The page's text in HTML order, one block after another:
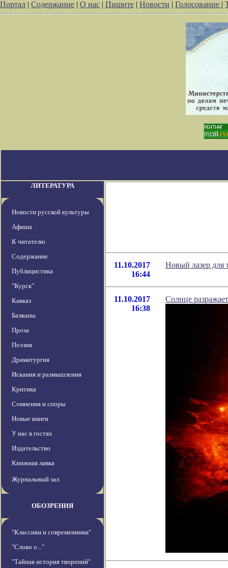
Портал | Содержание | О нас | Пишите | Новости | Голосование |
ЛИТЕРАТУРА
Новости русской культуры
Афиша
К читателю
Содержание
Публицистика
"Курск"
Кавказ
Балканы
Проза
Поэзия
Драматургия
Искания и размышления
Критика
Сомнения и споры
Новые книги
У нас в гостях
Издательство
Книжная лавка
Журнальный зал
ОБОЗРЕНИЯ
"Классики и современники"
"Слово о..."
"Тайная история творений"
11.10.2017
16:44
Новый лазер для
11.10.2017
16:38
Солнце